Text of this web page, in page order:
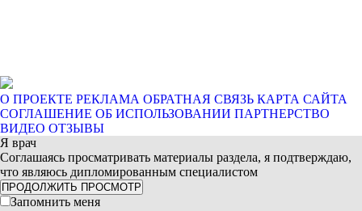
О ПРОЕКТЕ РЕКЛАМА ОБРАТНАЯ СВЯЗЬ КАРТА САЙТА
СОГЛАШЕНИЕ ОБ ИСПОЛЬЗОВАНИИ ПАРТНЕРСТВО
ВИДЕО ОТЗЫВЫ
Я врач
Соглашаясь просматривать материалы раздела, я подтверждаю,
что являюсь дипломированным специалистом
ПРОДОЛЖИТЬ ПРОСМОТР
Запомнить меня